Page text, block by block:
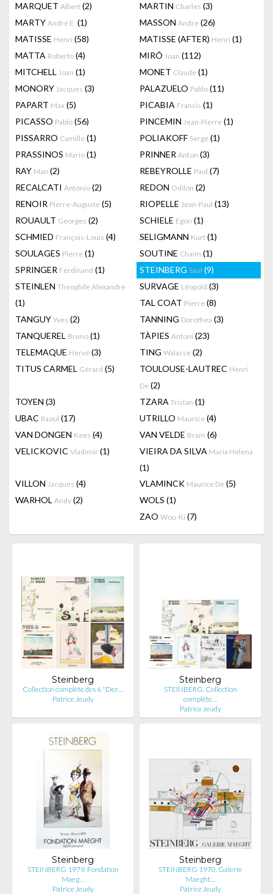
MARQUET Albert (2) MARTIN Charles (3)
MARTY André E. (1) MASSON Andre (26)
MATISSE Henri (58) MATISSE (AFTER) Henri (1)
MATTA Roberto (4) MIRÓ Joan (112)
MITCHELL Joan (1) MONET Claude (1)
MONORY Jacques (3) PALAZUELO Pablo (11)
PAPART Max (5) PICABIA Francis (1)
PICASSO Pablo (56) PINCEMIN Jean-Pierre (1)
PISSARRO Camille (1) POLIAKOFF Serge (1)
PRASSINOS Mario (1) PRINNER Anton (3)
RAY Man (2) REBEYROLLE Paul (7)
RECALCATI Antonio (2) REDON Odilon (2)
RENOIR Pierre-Auguste (5) RIOPELLE Jean-Paul (13)
ROUAULT Georges (2) SCHIELE Egon (1)
SCHMIED François-Louis (4) SELIGMANN Kurt (1)
SOULAGES Pierre (1) SOUTINE Chaïm (1)
SPRINGER Ferdinand (1) STEINBERG Saul (9)
STEINLEN Theophile Alexandre
(1)
SURVAGE Léopold (3)
TAL COAT Pierre (8)
TANGUY Yves (2) TANNING Dorothea (3)
TANQUEREL Bruno (1) TÀPIES Antoni (23)
TELEMAQUE Hervé (3) TING Walasse (2)
TITUS CARMEL Gérard (5) TOULOUSE-LAUTREC Henri
De (2)
TOYEN (3) TZARA Tristan (1)
UBAC Raoul (17) UTRILLO Maurice (4)
VAN DONGEN Kees (4) VAN VELDE Bram (6)
VELICKOVIC Vladimir (1) VIEIRA DA SILVA Maria Helena
(1)
VILLON Jacques (4) VLAMINCK Maurice De (5)
WARHOL Andy (2) WOLS (1)
ZAO Wou-Ki (7)
Steinberg
Collection complète des 6 "Der…
Patrice Jeudy
Steinberg
STEINBERG. Collection
complète…
Patrice Jeudy
Steinberg
STEINBERG 1979. Fondation
Maeg…
Patrice Jeudy
Steinberg
STEINBERG 1970. Galerie
Maeght…
Patrice Jeudy